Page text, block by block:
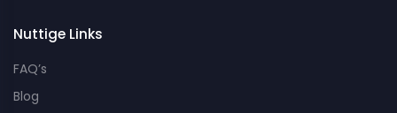
Nuttige Links
FAQ’s
Blog